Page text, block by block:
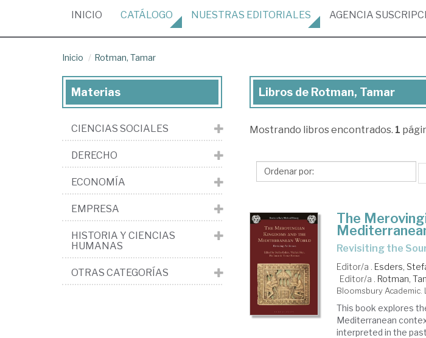
INICIO (CURRENT)
CATÁLOGO NUESTRAS EDITORIALES AGENCIA
Inicio Rotman, Tamar
Libros
Rotman,
Libros de Rotman, Tamar
Mostrando libros encontrados. 1
The
Revisiting the
Editor/a . Esders,
Editor/a . Rotman,
Bloomsbury Academic.
This book explores
Mediterranean
interpreted in the
Materias
CIENCIAS SOCIALES
DERECHO
ECONOMÍA
EMPRESA
HISTORIA Y CIENCIAS
HUMANAS
OTRAS CATEGORÍAS